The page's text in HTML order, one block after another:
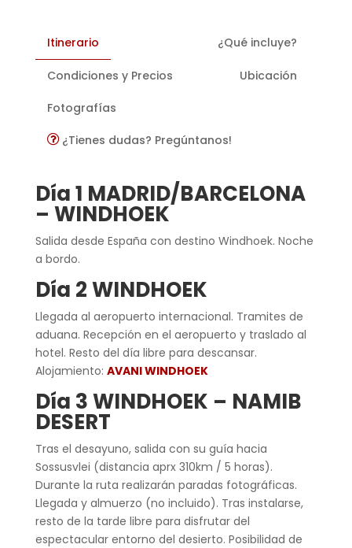
Itinerario ¿Qué incluye?
Condiciones y Precios Ubicación
Fotografías
¿Tienes dudas? Pregúntanos!
Día 1 MADRID/BARCELONA
– WINDHOEK
Salida desde España con destino Windhoek. Noche
a bordo.
Día 2 WINDHOEK
Llegada al aeropuerto internacional. Tramites de
aduana. Recepción en el aeropuerto y traslado al
hotel. Resto del día libre para descansar.
Alojamiento: AVANI WINDHOEK
Día 3 WINDHOEK – NAMIB
DESERT
Tras el desayuno, salida con su guía hacia
Sossusvlei (distancia aprx 310km / 5 horas).
Durante la ruta realizarán paradas fotográficas.
Llegada y almuerzo (no incluido). Tras instalarse,
resto de la tarde libre para disfrutar del
espectacular entorno del desierto. Posibilidad de